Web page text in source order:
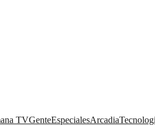
TVGenteEspecialesArcadia